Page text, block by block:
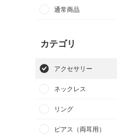
通常商品
カテゴリ
アクセサリー
ネックレス
リング
ピアス（両耳用）